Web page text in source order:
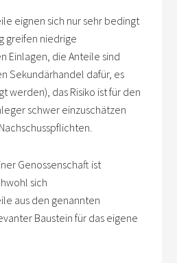
eignen sich nur sehr bedingt
greifen niedrige
Einlagen, die Anteile sind
Sekundärhandel dafür, es
werden), das Risiko ist für den
schwer einzuschätzen
Genossenschaft ist
sich
aus den genannten
Baustein für das eigene